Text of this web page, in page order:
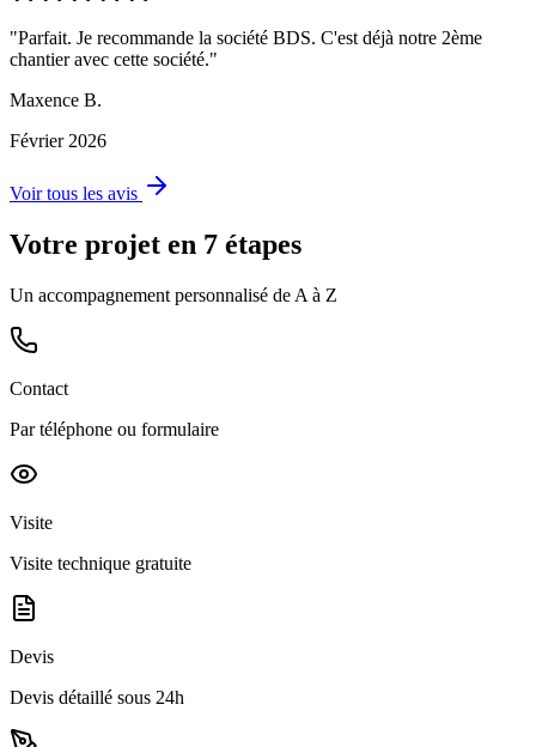
"Parfait. Je recommande la société BDS. C'est déjà notre 2ème
chantier avec cette société."
Maxence B.
Février 2026
Voir tous les avis
Votre projet en 7 étapes
Un accompagnement personnalisé de A à Z
Contact
Par téléphone ou formulaire
Visite
Visite technique gratuite
Devis
Devis détaillé sous 24h